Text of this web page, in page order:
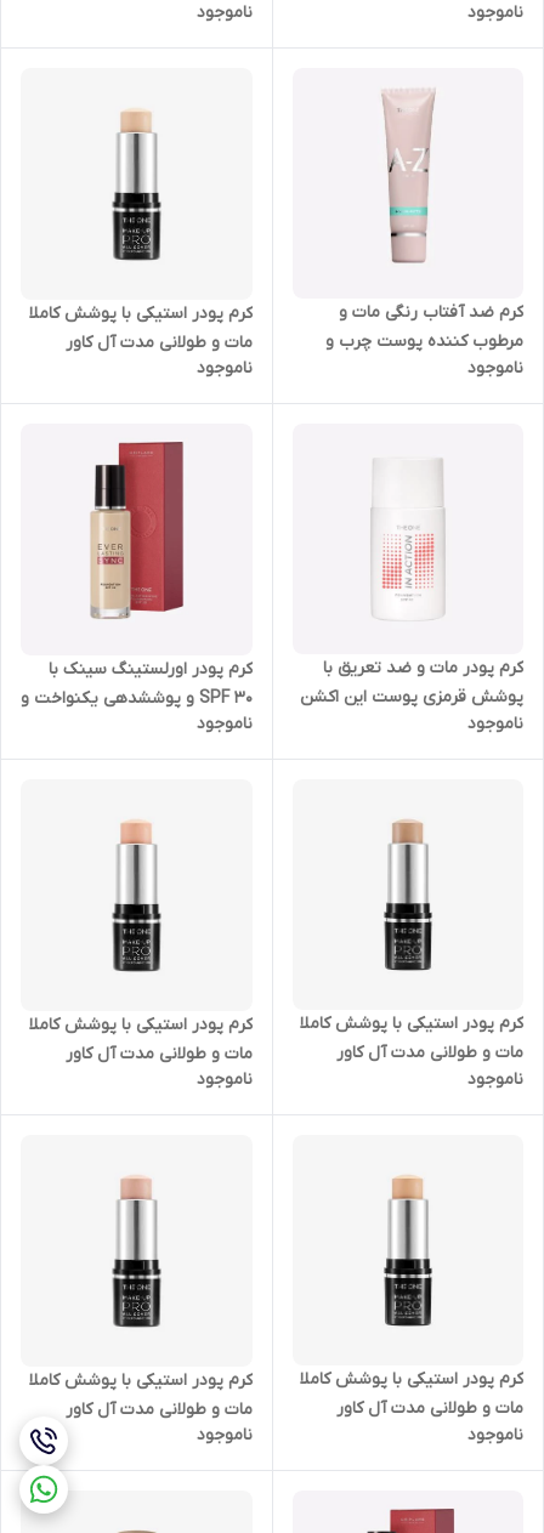
ناموجود
کننده UV روشن اوریفلیم 42125
ناموجود
کرم ضد آفتاب رنگی مات و
مرطوب کننده پوست چرب و
میل 43460
ناموجود
کرم پودر استیکی با پوشش کاملا
مات و طولانی مدت آل کاور
تخصصی دوان اوریفلیم 43368
ناموجود
کرم پودر مات و ضد تعریق با
پوشش قرمزی پوست این اکشن
43510
ناموجود
کرم پودر اورلستینگ سینک با
SPF 30 و پوششدهی یکنواخت و
35781
ناموجود
کرم پودر استیکی با پوشش کاملا
مات و طولانی مدت آل کاور
تخصصی دوان اوریفلیم 43372
ناموجود
کرم پودر استیکی با پوشش کاملا
مات و طولانی مدت آل کاور
تخصصی دوان اوریفلیم 43369
ناموجود
کرم پودر استیکی با پوشش کاملا
مات و طولانی مدت آل کاور
تخصصی دوان اوریفلیم 43371
ناموجود
کرم پودر استیکی با پوشش کاملا
مات و طولانی مدت آل کاور
تخصصی دوان اوریفلیم 43370
ناموجود